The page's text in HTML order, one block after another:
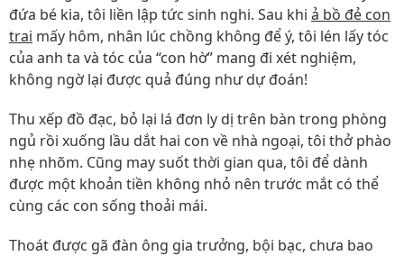
đứa bé kia, tôi liền lập tức sinh nghi. Sau khi ả bồ đẻ con
trai mấy hôm, nhân lúc chồng không để ý, tôi lén lấy tóc
của anh ta và tóc của “con hờ” mang đi xét nghiệm,
không ngờ lại được quả đúng như dự đoán!
Thu xếp đồ đạc, bỏ lại lá đơn ly dị trên bàn trong phòng
ngủ rồi xuống lầu dắt hai con về nhà ngoại, tôi thở phào
nhẹ nhõm. Cũng may suốt thời gian qua, tôi để dành
được một khoản tiền không nhỏ nên trước mắt có thể
cùng các con sống thoải mái.
Thoát được gã đàn ông gia trưởng, bội bạc, chưa bao